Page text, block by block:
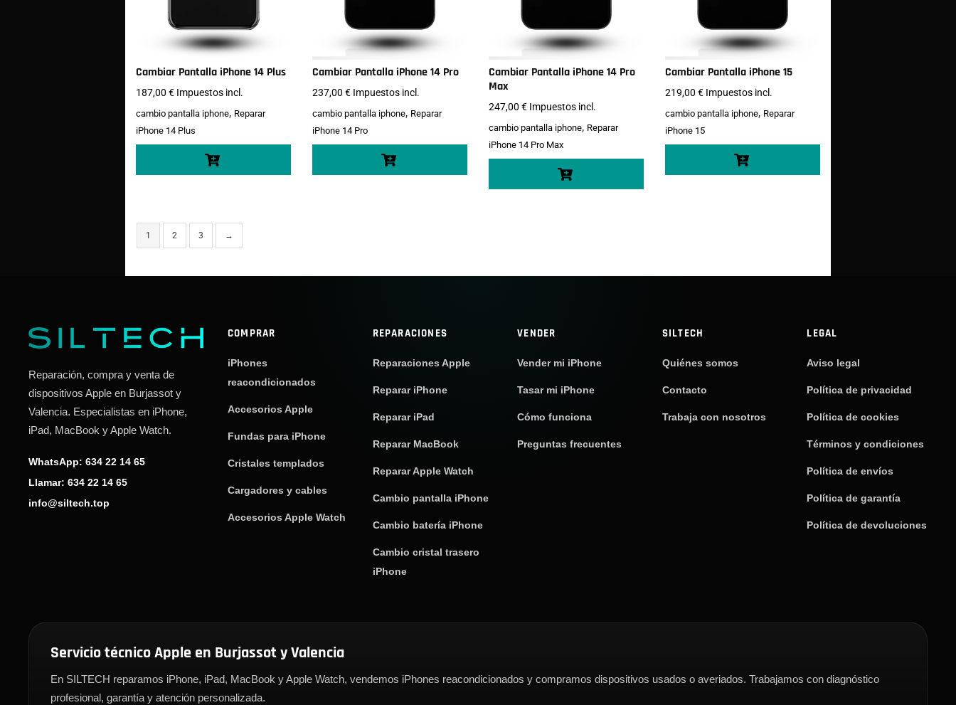
Cambiar Pantalla iPhone 14 Plus
187,00 € Impuestos incl.
cambio pantalla iphone, Reparar
iPhone 14 Plus
Cambiar Pantalla iPhone 14 Pro
237,00 € Impuestos incl.
cambio pantalla iphone, Reparar
iPhone 14 Pro
Cambiar Pantalla iPhone 14 Pro
Max
247,00 € Impuestos incl.
cambio pantalla iphone, Reparar
iPhone 14 Pro Max
Cambiar Pantalla iPhone 15
219,00 € Impuestos incl.
cambio pantalla iphone, Reparar
iPhone 15
1 2 3 →
Reparación, compra y venta de
dispositivos Apple en Burjassot y
Valencia. Especialistas en iPhone,
iPad, MacBook y Apple Watch.
WhatsApp: 634 22 14 65
Llamar: 634 22 14 65
info@siltech.top
COMPRAR
iPhones
reacondicionados
Accesorios Apple
Fundas para iPhone
Cristales templados
Cargadores y cables
Accesorios Apple Watch
REPARACIONES
Reparaciones Apple
Reparar iPhone
Reparar iPad
Reparar MacBook
Reparar Apple Watch
Cambio pantalla iPhone
Cambio batería iPhone
Cambio cristal trasero
iPhone
VENDER
Vender mi iPhone
Tasar mi iPhone
Cómo funciona
Preguntas frecuentes
SILTECH
Quiénes somos
Contacto
Trabaja con nosotros
LEGAL
Aviso legal
Política de privacidad
Política de cookies
Términos y condiciones
Política de envíos
Política de garantía
Política de devoluciones
Servicio técnico Apple en Burjassot y Valencia
En SILTECH reparamos iPhone, iPad, MacBook y Apple Watch, vendemos iPhones reacondicionados y compramos dispositivos usados o averiados. Trabajamos con diagnóstico
profesional, garantía y atención personalizada.